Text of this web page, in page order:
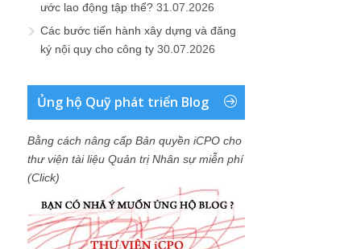
ước lao động tập thể? 31.07.2026
Các bước tiến hành xây dựng và đăng
ký nội quy cho công ty 30.07.2026
Ủng hộ Quỹ phát triển Blog
Bằng cách nâng cấp Bản quyền iCPO cho
thư viện tài liệu Quản trị Nhân sự miễn phí
(Click)